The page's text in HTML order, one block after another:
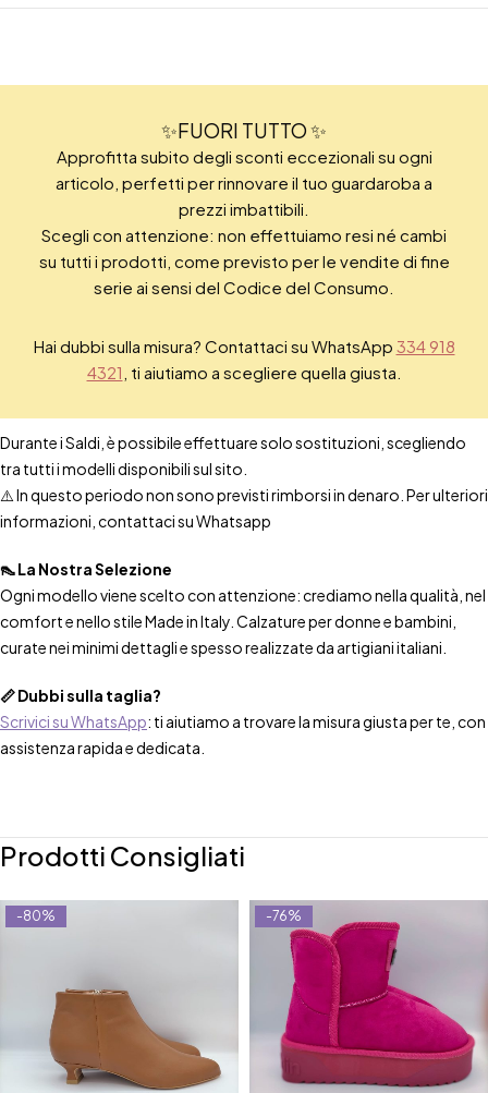
✨FUORI TUTTO ✨
Approfitta subito degli sconti eccezionali su ogni
articolo, perfetti per rinnovare il tuo guardaroba a
prezzi imbattibili.
Scegli con attenzione: non effettuiamo resi né cambi
su tutti i prodotti, come previsto per le vendite di fine
serie ai sensi del Codice del Consumo.
Hai dubbi sulla misura? Contattaci su WhatsApp 334 918
4321 , ti aiutiamo a scegliere quella giusta.
Durante i Saldi, è possibile effettuare solo sostituzioni, scegliendo
tra tutti i modelli disponibili sul sito.
⚠️ In questo periodo non sono previsti rimborsi in denaro. Per ulteriori
informazioni, contattaci su Whatsapp
👠 La Nostra Selezione
Ogni modello viene scelto con attenzione: crediamo nella qualità, nel
comfort e nello stile Made in Italy. Calzature per donne e bambini,
curate nei minimi dettagli e spesso realizzate da artigiani italiani.
📏 Dubbi sulla taglia?
Scrivici su WhatsApp: ti aiutiamo a trovare la misura giusta per te, con
assistenza rapida e dedicata.
Prodotti Consigliati
-80% -76%